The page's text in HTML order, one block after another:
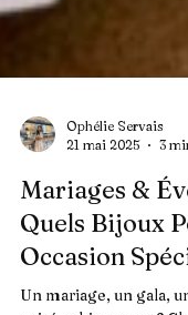
21 mai 2025
3
Mariages &
Quels Bijoux
Occasion